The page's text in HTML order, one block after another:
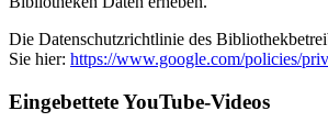
Die Datenschutzrichtlinie des
Sie hier: https://www.google.com/policies/
Eingebettete YouTube-Videos